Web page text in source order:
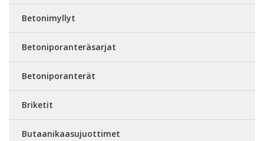
Betonimyllyt
Betoniporanteräsarjat
Betoniporanterät
Briketit
Butaanikaasujuottimet